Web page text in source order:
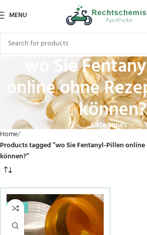
MENU
wo Sie
online ohne
können?
Categories
Home
Products tagged “wo Sie Fentanyl-Pillen
können?”
-20%